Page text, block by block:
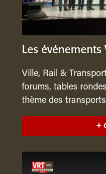
Les événements
Ville, Rail &
forums, tables
thème des
+